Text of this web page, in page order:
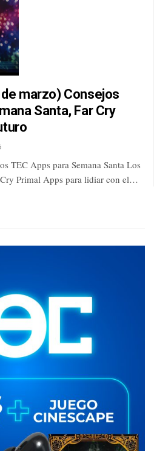
marzo) Consejos
Santa, Far Cry
TEC Apps para Semana Santa Los
Cry Primal Apps para lidiar con el…